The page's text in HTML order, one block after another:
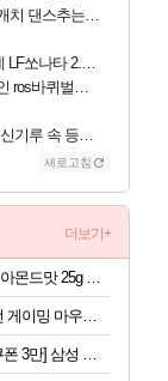
듯
고 생각하는 직업
난다. [18]
기변하면 유류비 절약이 얼마나 될까
보] 예고
엔드필드 [펠리카] 판매
착한 치사 메신저백! 실물
댄스추는 이안
류비 절약이 얼마나 될까요..?
벌레 증식이벤트
, 속세에 깃든 검의 결심
새로고침
더보기+